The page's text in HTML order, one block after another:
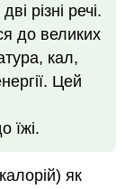
різні речі.
до великих
кал,
Цей
їжі.
) як